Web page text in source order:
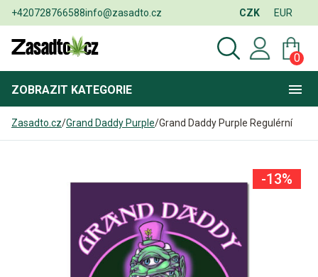
+420728766588info@zasadto.cz CZK EUR
0
ZOBRAZIT KATEGORIE
Zasadto.cz/Grand Daddy Purple/Grand Daddy Purple Regulérní
-13%